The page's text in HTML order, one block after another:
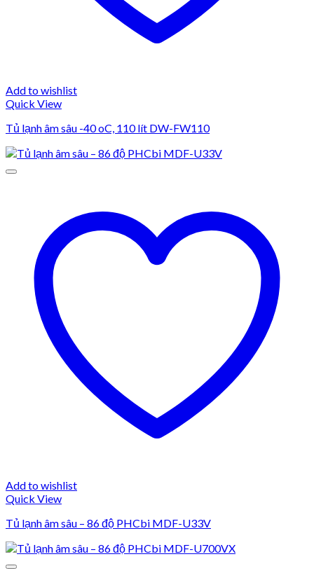
Add to wishlist
Quick View
Tủ lạnh âm sâu -40 oC, 110 lít DW-FW110
Add to wishlist
Quick View
Tủ lạnh âm sâu – 86 độ PHCbi MDF-U33V